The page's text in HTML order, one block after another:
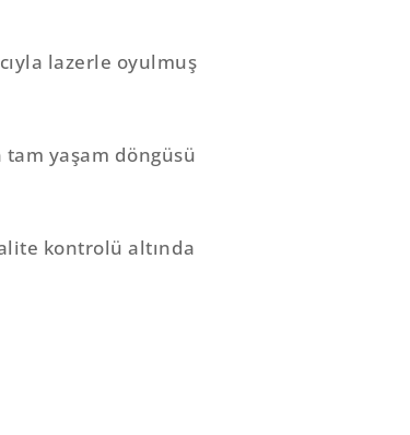
lazerle oyulmuş
yaşam döngüsü
kontrolü altında